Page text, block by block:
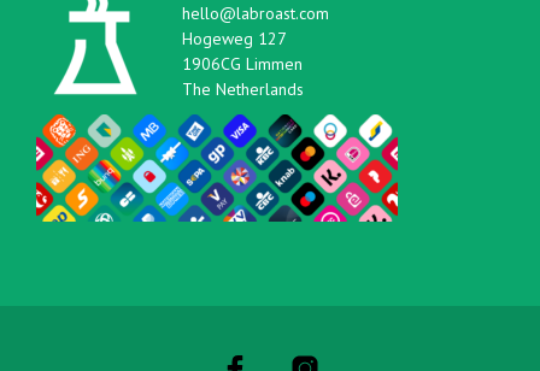
hello@labroast.com
Hogeweg 127
1906CG Limmen
The Netherlands